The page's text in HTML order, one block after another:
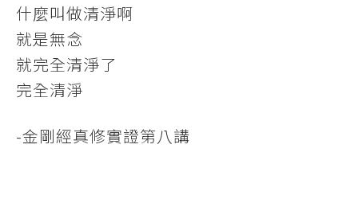
什麼叫做清淨啊
就是無念
就完全清淨了
完全清淨
-金剛經真修實證第八講